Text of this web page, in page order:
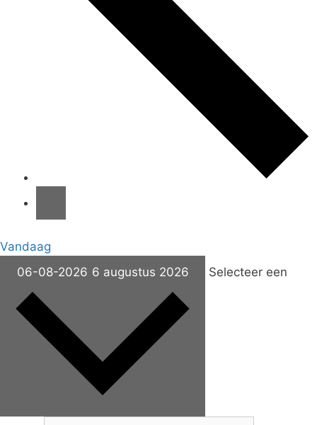
Vandaag
06-08-2026 6 augustus 2026 Selecteer een